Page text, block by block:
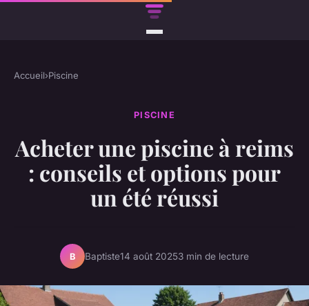
Accueil›Piscine
PISCINE
Acheter une piscine à reims
: conseils et options pour
un été réussi
B Baptiste14 août 20253 min de lecture